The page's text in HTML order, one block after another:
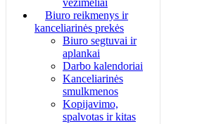
vežimėliai
Biuro reikmenys ir
kanceliarinės prekės
Biuro segtuvai ir
aplankai
Darbo kalendoriai
Kanceliarinės
smulkmenos
Kopijavimo,
spalvotas ir kitas